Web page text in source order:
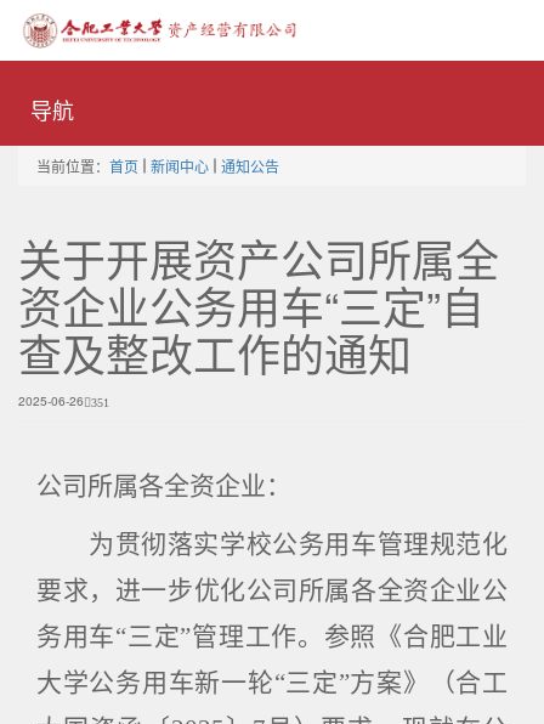
导航
当前位置： 首页 新闻中心 通知公告
关于开展资产公司所属全
资企业公务用车“三定”自
查及整改工作的通知
2025-06-26 351
公司所属各全资企业：
为贯彻落实学校公务用车管理规范化
要求，进一步优化公司所属各全资企业公
务用车“三定”管理工作。参照《合肥工业
大学公务用车新一轮“三定”方案》（合工